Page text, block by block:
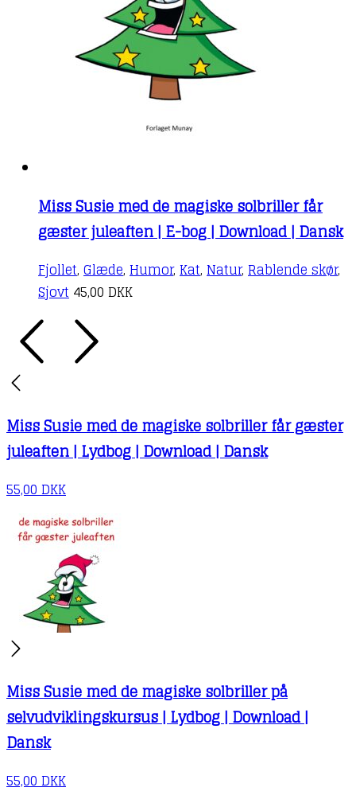
Miss Susie med de magiske solbriller får
gæster juleaften | E-bog | Download | Dansk
Fjollet, Glæde, Humor, Kat, Natur, Rablende skør,
Sjovt 45,00 DKK
Miss Susie med de magiske solbriller får gæster
juleaften | Lydbog | Download | Dansk
55,00DKK
Miss Susie med de magiske solbriller på
selvudviklingskursus | Lydbog | Download |
Dansk
55,00DKK